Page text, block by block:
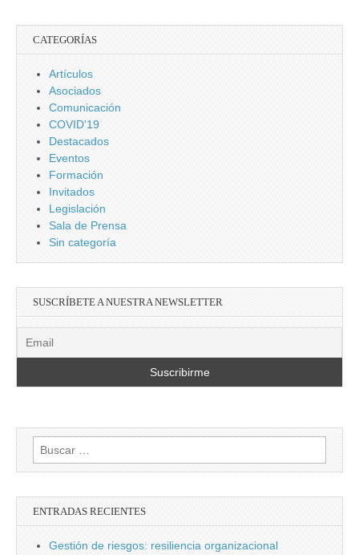
CATEGORÍAS
Artículos
Asociados
Comunicación
COVID'19
Destacados
Eventos
Formación
Invitados
Legislación
Sala de Prensa
Sin categoría
SUSCRÍBETE A NUESTRA NEWSLETTER
Buscar:
ENTRADAS RECIENTES
Gestión de riesgos: resiliencia organizacional